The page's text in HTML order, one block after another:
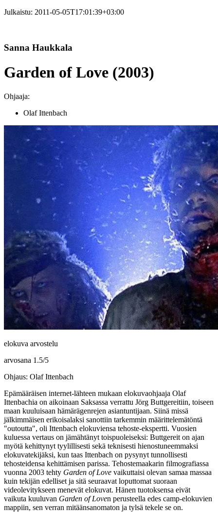
Julkaistu: 2011-05-05T17:01:39+03:00
Sanna Haukkala
Garden of Love (2003)
Ohjaaja:
Olaf Ittenbach
elokuva arvostelu
arvosana 1.5/5
Ohjaus: Olaf Ittenbach
Epämääräisen internet-lähteen mukaan elokuvaohjaaja Olaf
Ittenbachia on aikoinaan Saksassa verrattu Jörg Buttgereitiin, toiseen
maan kuuluisaan hämärägenrejen asiantuntijaan. Siinä missä
jälkimmäisen erikoisalaksi sanottiin tarkemmin määrittelemätöntä
"outoutta", oli Ittenbach elokuviensa tehoste-ekspertti. Vuosien
kuluessa vertaus on jämähtänyt toispuoleiseksi: Buttgereit on ajan
myötä kehittynyt tyylillisesti sekä teknisesti hienostuneemmaksi
elokuvatekijäksi, kun taas Ittenbach on pysynyt tunnollisesti
tehosteidensa kehittämisen parissa. Tehostemaakarin filmografiassa
vuonna 2003 tehty Garden of Love vaikuttaisi olevan samaa massaa
kuin tekijän edelliset ja sitä seuraavat loputtomat suoraan
videolevitykseen menevät elokuvat. Hänen tuotoksensa eivät
vaikuta kuuluvan Garden of Loven perusteella edes camp-elokuvien
mappiin, sen verran mitäänsanomaton ja tylsä tekele se on.